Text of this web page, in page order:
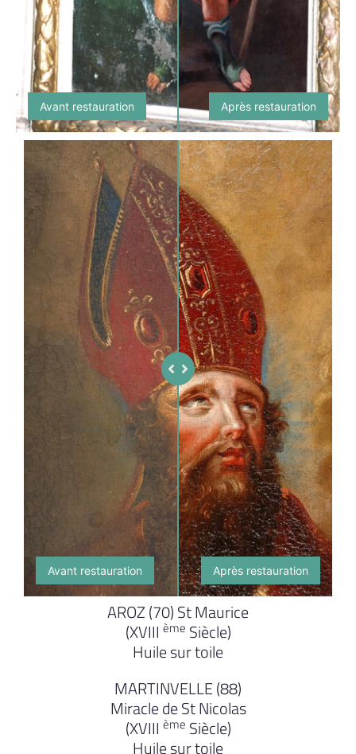
Avant restauration Après restauration
Avant restauration Après restauration
AROZ (70) St Maurice
(XVIII ème Siècle)
Huile sur toile
MARTINVELLE (88)
Miracle de St Nicolas
(XVIII ème Siècle)
Huile sur toile